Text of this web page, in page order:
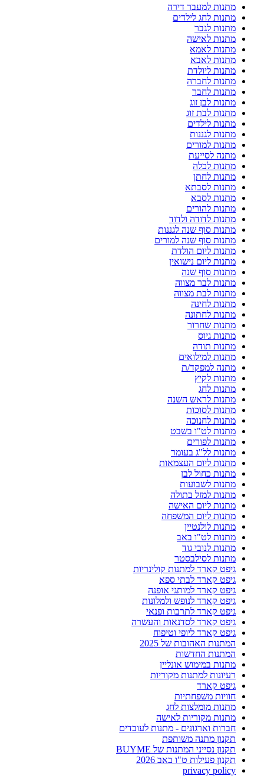
מתנות למעבר דירה
מתנות לחג לילדים
מתנות לגבר
מתנות לאישה
מתנות לאמא
מתנות לאבא
מתנות ליולדת
מתנות לחברה
מתנות לחבר
מתנות לבן זוג
מתנות לבת זוג
מתנות לילדים
מתנות לגננות
מתנות למורים
מתנה לסייעת
מתנות לכלה
מתנות לחתן
מתנות לסבתא
מתנות לסבא
מתנות להורים
מתנות לדודה ולדוד
מתנות סוף שנה לגננות
מתנות סוף שנה למורים
מתנות ליום הולדת
מתנות ליום נישואין
מתנות סוף שנה
מתנות לבר מצווה
מתנות לבת מצווה
מתנות לחינה
מתנות לחתונה
מתנות שחרור
מתנות גיוס
מתנות תודה
מתנות למילואים
מתנה למפקד/ת
מתנות לקיץ
מתנות לחג
מתנות לראש השנה
מתנות לסוכות
מתנות לחנוכה
מתנות לט"ו בשבט
מתנות לפורים
מתנות לל"ג בעומר
מתנות ליום העצמאות
מתנות כחול לבן
מתנות לשבועות
מתנות למזל בתולה
מתנות ליום האישה
מתנות ליום המשפחה
מתנות לולנטיין
מתנות לט"ו באב
מתנות לנובי גוד
מתנות לסילבסטר
גיפט קארד למתנות קולינריות
גיפט קארד לבתי ספא
גיפט קארד למותגי אופנה
גיפט קארד לנופש ולמלונות
גיפט קארד לתרבות ופנאי
גיפט קארד לסדנאות והעשרה
גיפט קארד ליופי וטיפוח
המתנות האהובות של 2025
המתנות החדשות
מתנות במימוש אונליין
רעיונות למתנות מקוריות
גיפט קארד
חוויות משפחתיות
מתנות מומלצות לחג
מתנות מקוריות לאישה
חברות וארגונים - מתנות לעובדים
תקנון מתנה משותפת
תקנון נסייני המתנות של BUYME
תקנון פעילות ט"ו באב 2026
privacy policy